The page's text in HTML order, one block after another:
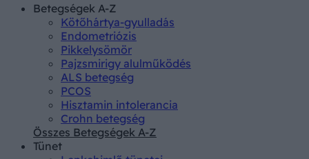
Betegségek A-Z
Kötőhártya-gyulladás
Endometriózis
Pikkelysömör
Pajzsmirigy alulműködés
ALS betegség
PCOS
Hisztamin intolerancia
Crohn betegség
Összes Betegségek A-Z
Tünet